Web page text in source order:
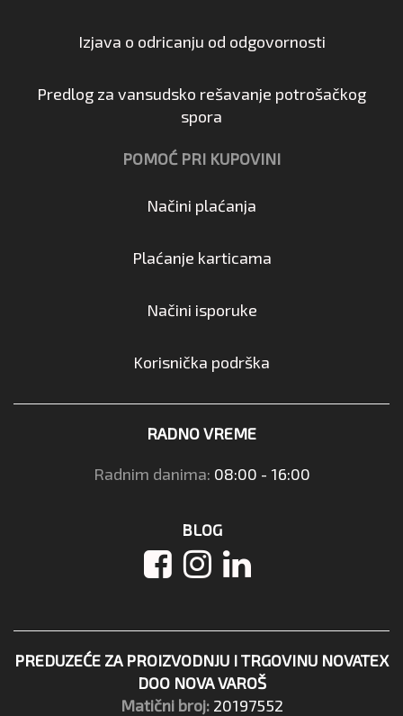
Izjava o odricanju od odgovornosti
Predlog za vansudsko rešavanje potrošačkog
spora
POMOĆ PRI KUPOVINI
Načini plaćanja
Plaćanje karticama
Načini isporuke
Korisnička podrška
RADNO VREME
Radnim danima: 08:00 - 16:00
BLOG
PREDUZEĆE ZA PROIZVODNJU I TRGOVINU NOVATEX
DOO NOVA VAROŠ
Matični broj: 20197552